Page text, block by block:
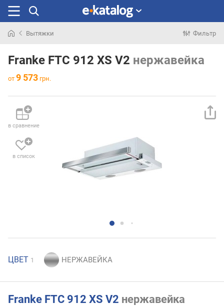
раньше
Вытяжки Фильтр
Franke FTC 912 XS V2 нержавейка
от 9 573 грн.
в сравнение
в список
ЦВЕТ 1
Franke FTC 912 XS V2 нержавейка